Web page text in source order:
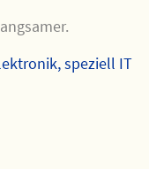
speziell IT